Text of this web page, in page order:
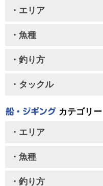
・エリア
・魚種
・釣り方
・タックル
カテゴリー
・エリア
・魚種
・釣り方